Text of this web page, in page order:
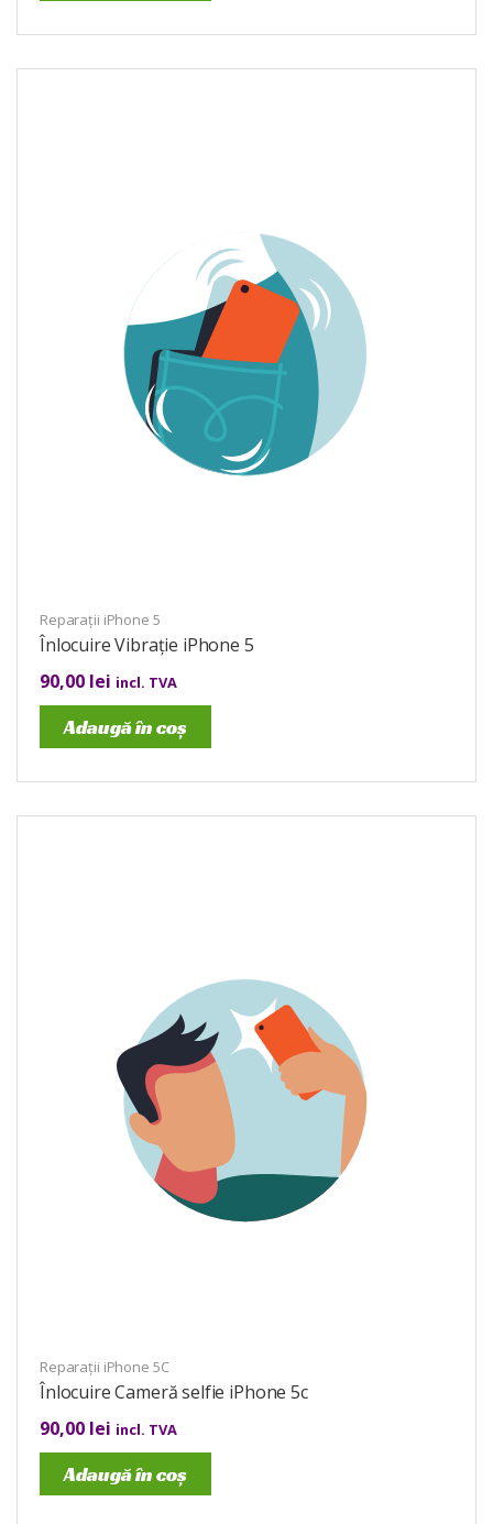
Reparații iPhone 5
Înlocuire Vibrație iPhone 5
90,00 lei incl. TVA
Adaugă în coș
Reparații iPhone 5C
Înlocuire Cameră selfie iPhone 5c
90,00 lei incl. TVA
Adaugă în coș